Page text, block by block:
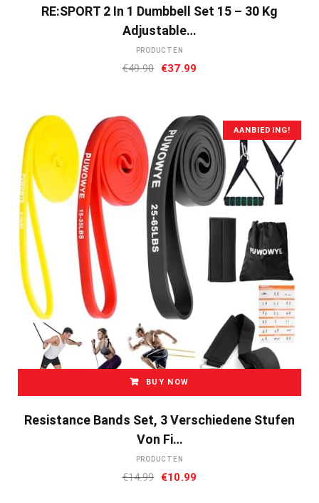
RE:SPORT 2 In 1 Dumbbell Set 15 – 30 Kg
Adjustable…
PRODUCTEN
€49.90 Oorspronkelijke
€49.90.
€37.99
€37.99.
AANBIEDING!
BUY NOW
Resistance Bands Set, 3 Verschiedene Stufen
Von Fi…
PRODUCTEN
€14.99 Oorspronkelijke
€10.99